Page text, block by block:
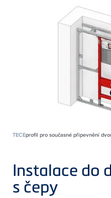
TECEprofil pro současné připevnění
Instalace do
s čepy